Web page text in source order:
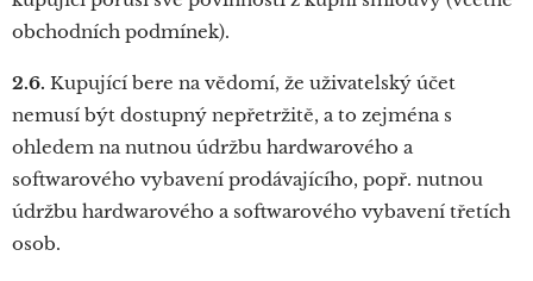
obchodních podmínek).
2.6. Kupující bere na vědomí, že uživatelský účet
nemusí být dostupný nepřetržitě, a to zejména s
ohledem na nutnou údržbu hardwarového a
softwarového vybavení prodávajícího, popř. nutnou
údržbu hardwarového a softwarového vybavení třetích
osob.